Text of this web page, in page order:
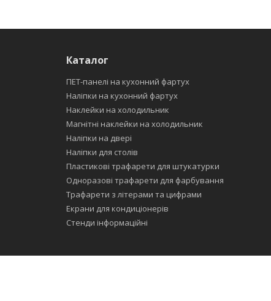
Каталог
ПЕТ-панелі на кухонний фартух
Наліпки на кухонний фартух
Наклейки на холодильник
Магнітні наклейки на холодильник
Наліпки на двері
Наліпки для столів
Пластикові трафарети для штукатурки
Одноразові трафарети для фарбування
Трафарети з літерами та цифрами
Екрани для кондиціонерів
Стенди інформаційні